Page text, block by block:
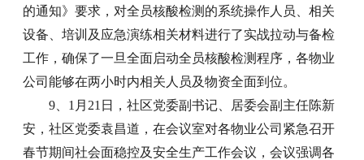
的通知》要求，对全员核酸检测的系统操作人员、相关
设备、培训及应急演练相关材料进行了实战拉动与备检
工作，确保了一旦全面启动全员核酸检测程序，各物业
公司能够在两小时内相关人员及物资全面到位。
9、1月21日，社区党委副书记、居委会副主任陈新
安，社区党委袁昌道，在会议室对各物业公司紧急召开
春节期间社会面稳控及安全生产工作会议，会议强调各